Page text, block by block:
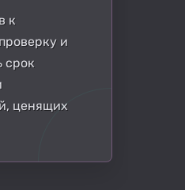
к
и
срок
ценящих